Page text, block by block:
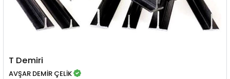
T Demiri
AVŞAR DEMİR ÇELİK